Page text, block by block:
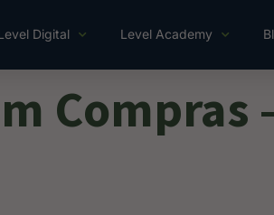
Digital Level Academy
Compras